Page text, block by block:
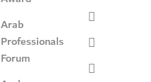
Arab
Professionals
Forum